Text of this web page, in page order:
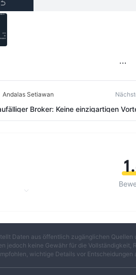
Andalas Setiawan
Broker: Keine einzigartigen
Sie vorgeschlagene Alternativen
Daten aus öffentlich zugänglichen Quellen
jedoch keine Gewähr für die
wichtige Details vor Entscheidungen